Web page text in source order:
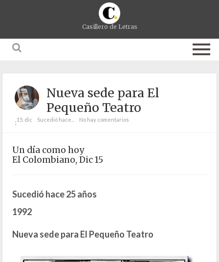
Casillero de Letras
Nueva sede para El
Pequeño Teatro
;15. dic Sucedió hace... No hay comentarios
Un día como hoy
El Colombiano, Dic 15
Sucedió hace 25 años
1992
Nueva sede para El Pequeño Teatro